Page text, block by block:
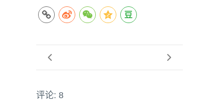
评论: 8